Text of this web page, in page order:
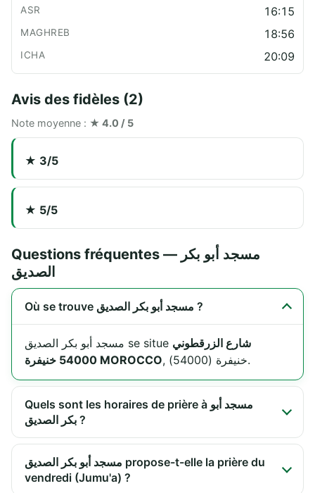
16:15
18:56
20:09
Avis des fidèles (2)
Note moyenne : ★ 4.0 / 5
★ 3/5
★ 5/5
Questions fréquentes — مسجد أبو بكر
الصديق
Où se trouve مسجد أبو بكر الصديق ?
مسجد أبو بكر الصديق se situe شارع الزرقطوني
54000 خنيفرة MOROCCO
, خنيفرة (54000).
Quels sont les horaires de prière à مسجد أبو
بكر الصديق ?
مسجد أبو بكر الصديق propose-t-elle la prière du
vendredi (Jumu'a) ?